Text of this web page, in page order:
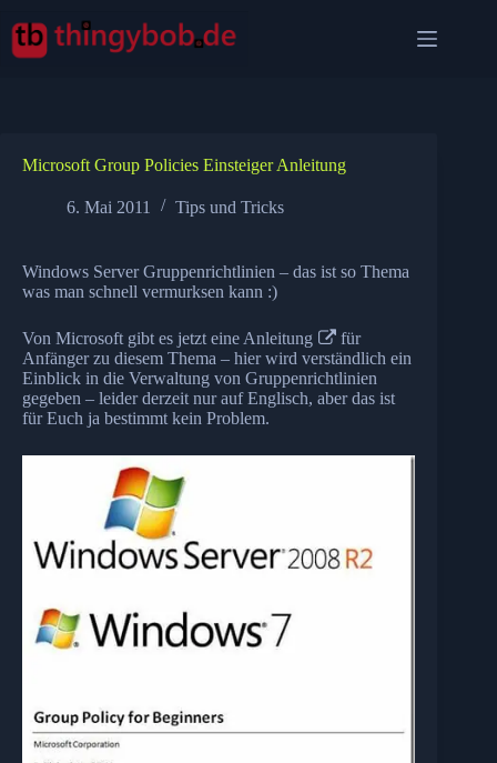
Inhalt
springen
Microsoft Group Policies Einsteiger Anleitung
6. Mai 2011 Tips und Tricks
Windows Server Gruppenrichtlinien – das ist so Thema
was man schnell vermurksen kann :)
Von Microsoft gibt es jetzt eine Anleitung
für
Anfänger zu diesem Thema – hier wird verständlich ein
Einblick in die Verwaltung von Gruppenrichtlinien
gegeben – leider derzeit nur auf Englisch, aber das ist
für Euch ja bestimmt kein Problem.